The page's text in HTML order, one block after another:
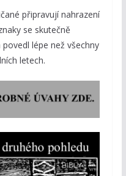
připravují nahrazení
se skutečně
lépe než všechny
letech.